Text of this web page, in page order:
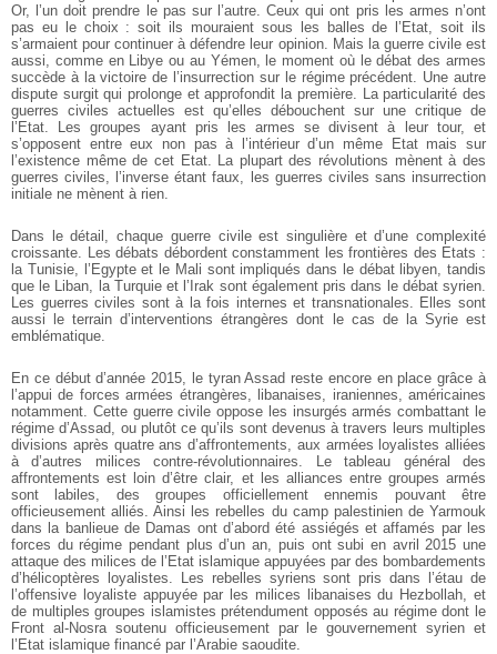
Or, l’un doit prendre le pas sur l’autre. Ceux qui ont pris les armes n’ont
pas eu le choix : soit ils mouraient sous les balles de l’Etat, soit ils
s’armaient pour continuer à défendre leur opinion. Mais la guerre civile est
aussi, comme en Libye ou au Yémen, le moment où le débat des armes
succède à la victoire de l’insurrection sur le régime précédent. Une autre
dispute surgit qui prolonge et approfondit la première. La particularité des
guerres civiles actuelles est qu’elles débouchent sur une critique de
l’Etat. Les groupes ayant pris les armes se divisent à leur tour, et
s’opposent entre eux non pas à l’intérieur d’un même Etat mais sur
l’existence même de cet Etat. La plupart des révolutions mènent à des
guerres civiles, l’inverse étant faux, les guerres civiles sans insurrection
initiale ne mènent à rien.
Dans le détail, chaque guerre civile est singulière et d’une complexité
croissante. Les débats débordent constamment les frontières des Etats :
la Tunisie, l’Egypte et le Mali sont impliqués dans le débat libyen, tandis
que le Liban, la Turquie et l’Irak sont également pris dans le débat syrien.
Les guerres civiles sont à la fois internes et transnationales. Elles sont
aussi le terrain d’interventions étrangères dont le cas de la Syrie est
emblématique.
En ce début d’année 2015, le tyran Assad reste encore en place grâce à
l’appui de forces armées étrangères, libanaises, iraniennes, américaines
notamment. Cette guerre civile oppose les insurgés armés combattant le
régime d’Assad, ou plutôt ce qu’ils sont devenus à travers leurs multiples
divisions après quatre ans d’affrontements, aux armées loyalistes alliées
à d’autres milices contre-révolutionnaires. Le tableau général des
affrontements est loin d’être clair, et les alliances entre groupes armés
sont labiles, des groupes officiellement ennemis pouvant être
officieusement alliés. Ainsi les rebelles du camp palestinien de Yarmouk
dans la banlieue de Damas ont d’abord été assiégés et affamés par les
forces du régime pendant plus d’un an, puis ont subi en avril 2015 une
attaque des milices de l’Etat islamique appuyées par des bombardements
d’hélicoptères loyalistes. Les rebelles syriens sont pris dans l’étau de
l’offensive loyaliste appuyée par les milices libanaises du Hezbollah, et
de multiples groupes islamistes prétendument opposés au régime dont le
Front al-Nosra soutenu officieusement par le gouvernement syrien et
l’Etat islamique financé par l’Arabie saoudite.